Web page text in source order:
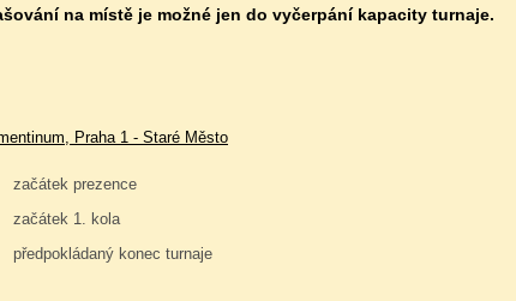
na místě je možné jen do vyčerpání kapacity turnaje.
Praha 1 - Staré Město
začátek prezence
začátek 1. kola
předpokládaný konec turnaje